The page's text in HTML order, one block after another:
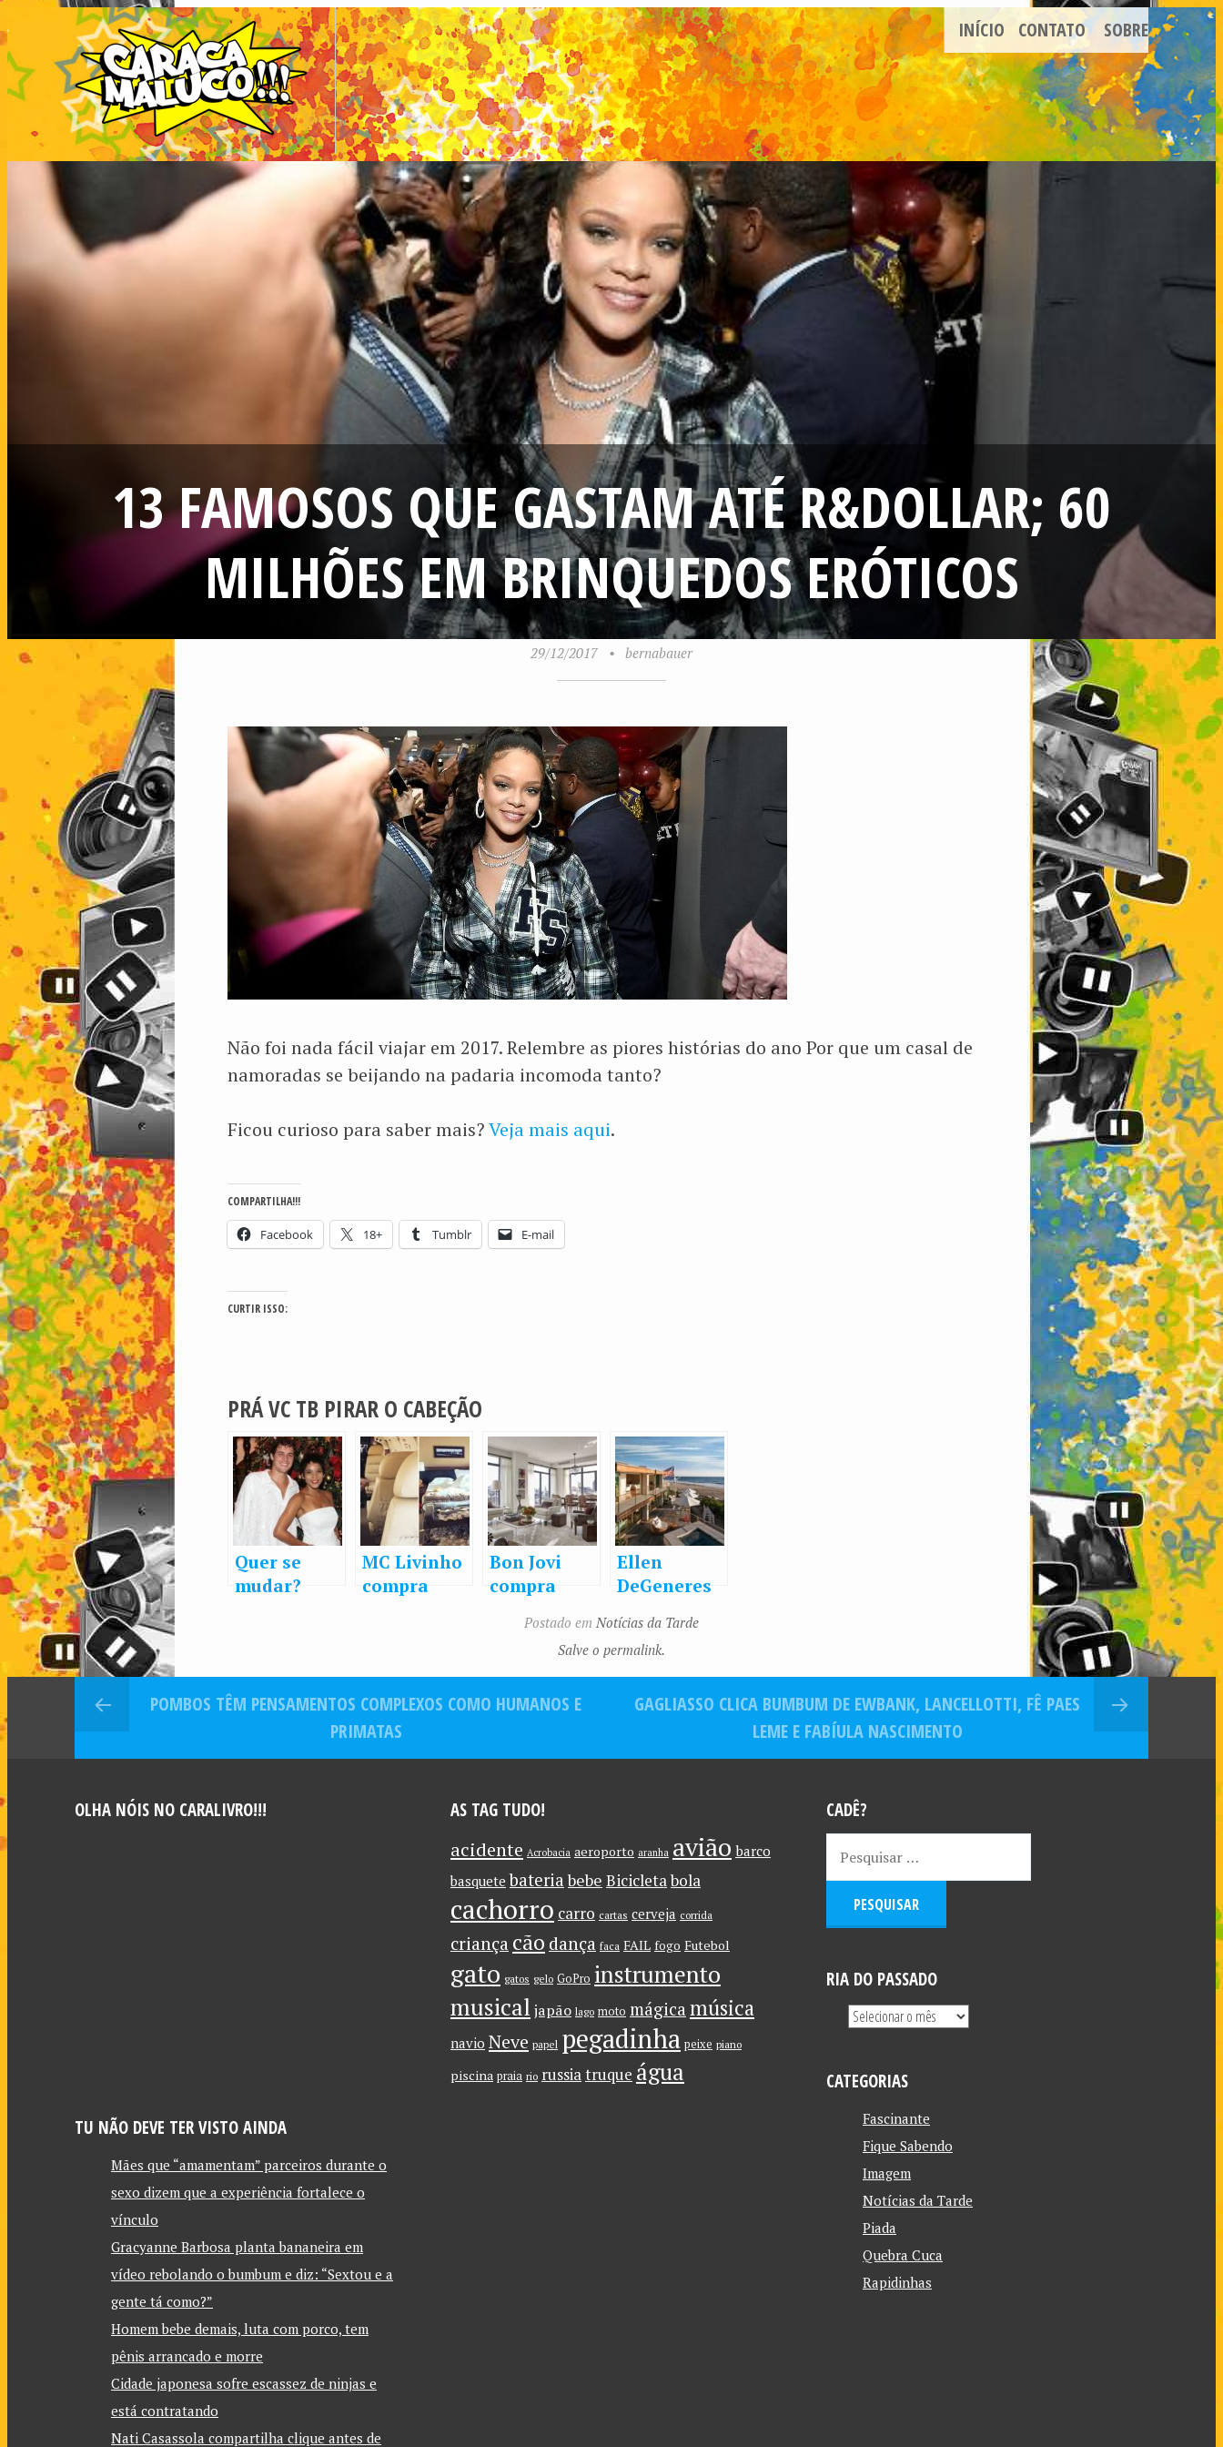
INÍCIO CONTATO SOBRE
13 FAMOSOS QUE GASTAM ATÉ R&DOLLAR; 60
MILHÕES EM BRINQUEDOS ERÓTICOS
29/12/2017 • bernabauer
Não foi nada fácil viajar em 2017. Relembre as piores histórias do ano Por que um casal de
namoradas se beijando na padaria incomoda tanto?
Ficou curioso para saber mais?Veja mais aqui.
COMPARTILHA!!!
Facebook 18+ Tumblr E-mail
CURTIR ISSO:
PRÁ VC TB PIRAR O CABEÇÃO
Quer se
mudar?
cobertura à
venda por $
MC Livinho
compra
cobertura
de R$ 4
milhões em
Bon Jovi
compra
o de US$ 19
milhões em
Manhattan
Ellen
DeGeneres
casa de
praia por
R$57,2
milhões
Postado em Notícias da Tarde
Salve o permalink.
POMBOS TÊM PENSAMENTOS COMPLEXOS COMO HUMANOS E
PRIMATAS
GAGLIASSO CLICA BUMBUM DE EWBANK, LANCELLOTTI, FÊ PAES
LEME E FABÍULA NASCIMENTO
OLHA NÓIS NO CARALIVRO!!!
TU NÃO DEVE TER VISTO AINDA
Mães que “amamentam” parceiros durante o
sexo dizem que a experiência fortalece o
vínculo
Gracyanne Barbosa planta bananeira em
vídeo rebolando o bumbum e diz: “Sextou e a
gente tá como?”
Homem bebe demais, luta com porco, tem
pênis arrancado e morre
Cidade japonesa sofre escassez de ninjas e
está contratando
Nati Casassola compartilha clique antes de
AS TAG TUDO!
acidente Acrobacia aeroporto aranha avião barco
basquete bateria bebe Bicicletabola
cachorro carro cartas cerveja corrida
criançacão dança faca FAIL fogo Futebol
gato gatos gelo GoPro instrumento
musical japão lago moto mágica música
navio Neve papel pegadinha peixe piano
piscina praia rio russiatruque água
CADÊ?
RIA DO PASSADO
CATEGORIAS
Fascinante
Fique Sabendo
Imagem
Notícias da Tarde
Piada
Quebra Cuca
Rapidinhas